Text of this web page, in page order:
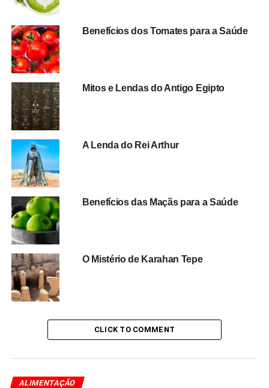
Benefícios dos Tomates para a Saúde
Mitos e Lendas do Antigo Egipto
A Lenda do Rei Arthur
Benefícios das Maçãs para a Saúde
O Mistério de Karahan Tepe
CLICK TO COMMENT
ALIMENTAÇÃO